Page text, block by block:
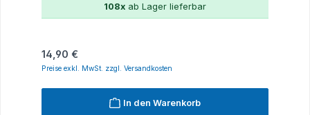
108x ab Lager lieferbar
Regulärer Preis:
14,90 €
Preise exkl. MwSt. zzgl. Versandkosten
In den Warenkorb